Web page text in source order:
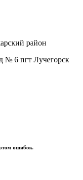
район
6 пгт Лучегорск
ошибок.